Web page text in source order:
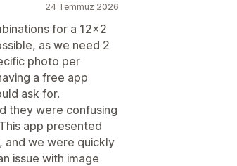
24 Temmuz 2026
for a 12x2
as we need 2
photo per
a free app
ask for.
they were confusing
app presented
and we were quickly
issue with image